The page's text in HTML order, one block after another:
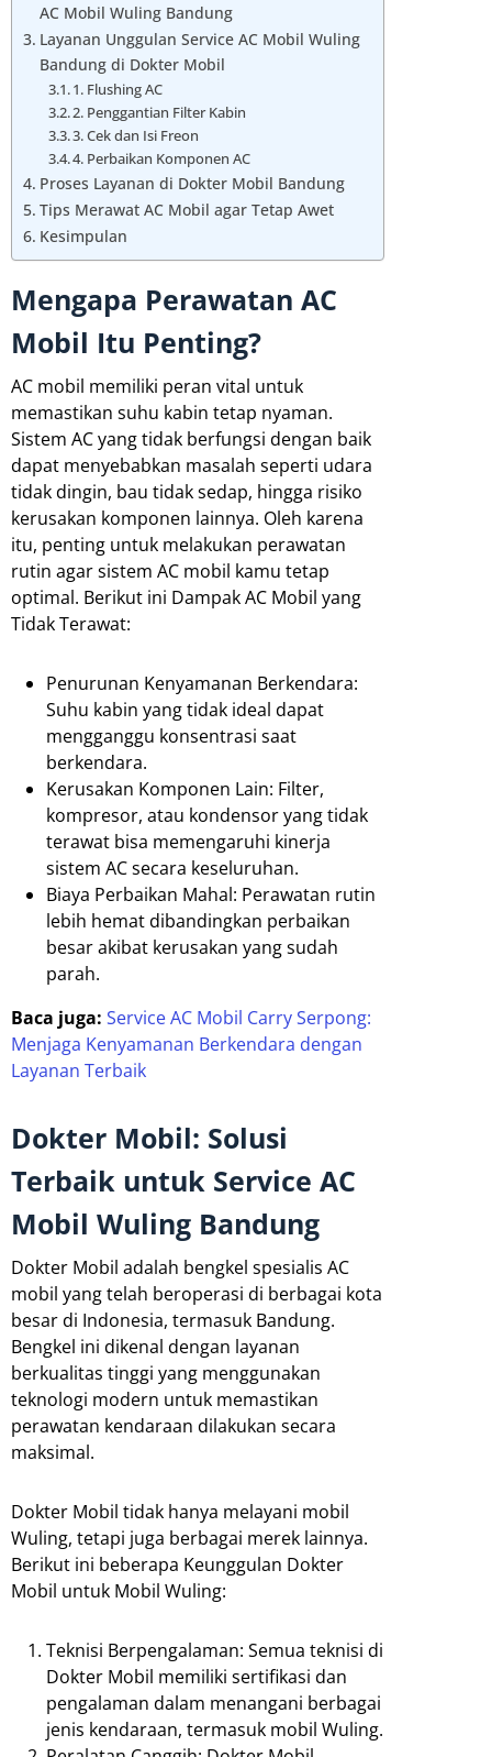
AC Mobil Wuling Bandung
Layanan Unggulan Service AC Mobil Wuling
Bandung di Dokter Mobil
1. Flushing AC
2. Penggantian Filter Kabin
3. Cek dan Isi Freon
4. Perbaikan Komponen AC
Proses Layanan di Dokter Mobil Bandung
Tips Merawat AC Mobil agar Tetap Awet
Kesimpulan
Mengapa Perawatan AC
Mobil Itu Penting?
AC mobil memiliki peran vital untuk
memastikan suhu kabin tetap nyaman.
Sistem AC yang tidak berfungsi dengan baik
dapat menyebabkan masalah seperti udara
tidak dingin, bau tidak sedap, hingga risiko
kerusakan komponen lainnya. Oleh karena
itu, penting untuk melakukan perawatan
rutin agar sistem AC mobil kamu tetap
optimal. Berikut ini Dampak AC Mobil yang
Tidak Terawat:
Penurunan Kenyamanan Berkendara:
Suhu kabin yang tidak ideal dapat
mengganggu konsentrasi saat
berkendara.
Kerusakan Komponen Lain: Filter,
kompresor, atau kondensor yang tidak
terawat bisa memengaruhi kinerja
sistem AC secara keseluruhan.
Biaya Perbaikan Mahal: Perawatan rutin
lebih hemat dibandingkan perbaikan
besar akibat kerusakan yang sudah
parah.
Baca juga: Service AC Mobil Carry Serpong:
Menjaga Kenyamanan Berkendara dengan
Layanan Terbaik
Dokter Mobil: Solusi
Terbaik untuk Service AC
Mobil Wuling Bandung
Dokter Mobil adalah bengkel spesialis AC
mobil yang telah beroperasi di berbagai kota
besar di Indonesia, termasuk Bandung.
Bengkel ini dikenal dengan layanan
berkualitas tinggi yang menggunakan
teknologi modern untuk memastikan
perawatan kendaraan dilakukan secara
maksimal.
Dokter Mobil tidak hanya melayani mobil
Wuling, tetapi juga berbagai merek lainnya.
Berikut ini beberapa Keunggulan Dokter
Mobil untuk Mobil Wuling:
Teknisi Berpengalaman: Semua teknisi di
Dokter Mobil memiliki sertifikasi dan
pengalaman dalam menangani berbagai
jenis kendaraan, termasuk mobil Wuling.